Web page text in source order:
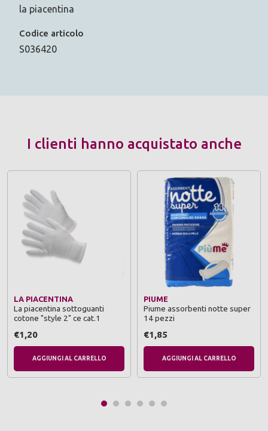
la piacentina
Codice articolo
S036420
I clienti hanno acquistato anche
LA PIACENTINA
La piacentina sottoguanti
cotone "style 2" ce cat.1
€1,20
AGGIUNGI AL CARRELLO
PIUME
Piume assorbenti notte super
14 pezzi
€1,85
AGGIUNGI AL CARRELLO